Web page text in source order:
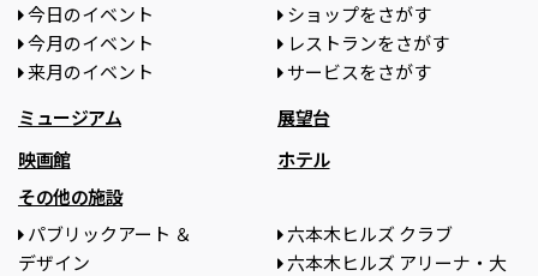
今日のイベント
今月のイベント
来月のイベント
ショップをさがす
レストランをさがす
サービスをさがす
ミュージアム
映画館
展望台
ホテル
その他の施設
パブリックアート ＆
デザイン
六本木ヒルズ クラブ
六本木ヒルズ アリーナ・大